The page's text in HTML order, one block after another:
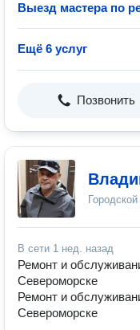
Выезд мастера по
Ещё 6 услуг
Позвонить
В сети 1 нед. назад
Ремонт и
Североморске
Ремонт и
Североморске